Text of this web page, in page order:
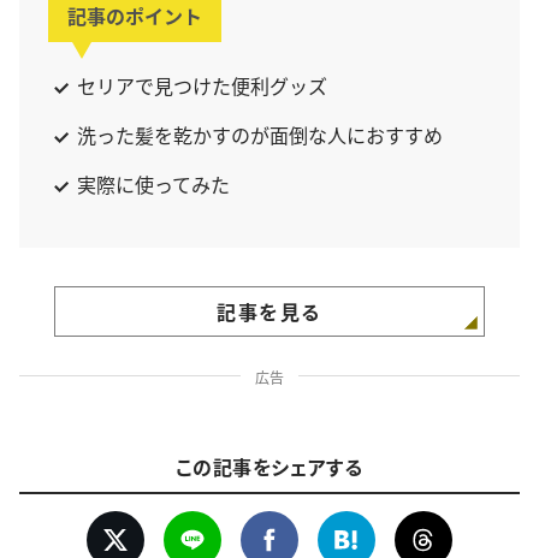
記事のポイント
セリアで見つけた便利グッズ
洗った髪を乾かすのが面倒な人におすすめ
実際に使ってみた
記事を見る
広告
この記事をシェアする